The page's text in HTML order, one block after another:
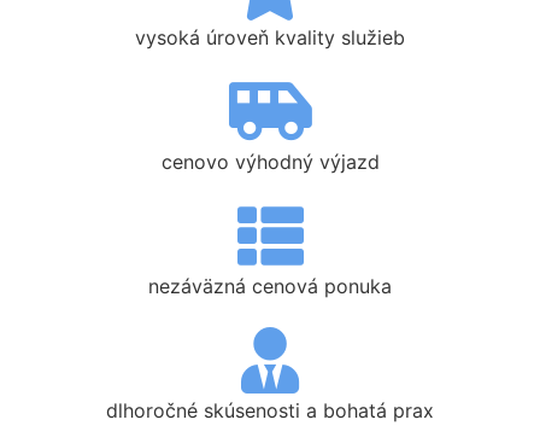
vysoká úroveň kvality služieb
cenovo výhodný výjazd
nezáväzná cenová ponuka
dlhoročné skúsenosti a bohatá prax